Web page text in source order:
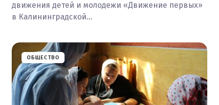
движения детей и молодежи «Движение первых»
в Калининградской…
ОБЩЕСТВО